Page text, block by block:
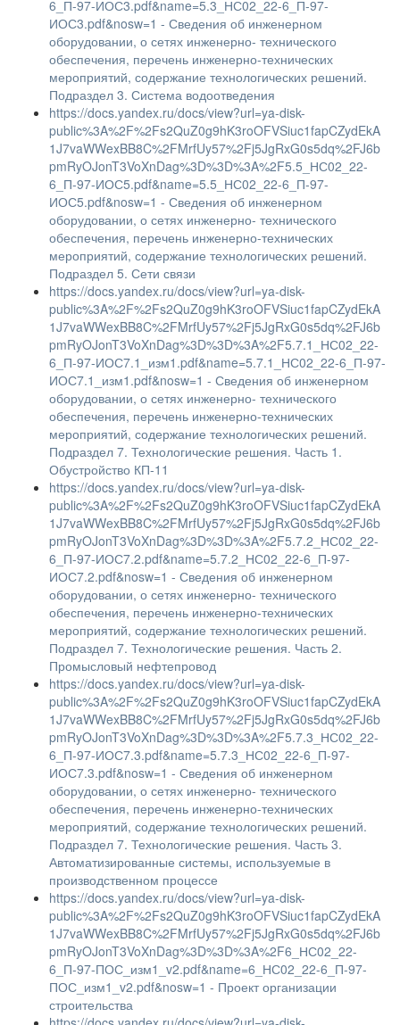
6_П-97-ИОС3.pdf&name=5.3_НС02_22-6_П-97-
ИОС3.pdf&nosw=1 - Сведения об инженерном
оборудовании, о сетях инженерно- технического
обеспечения, перечень инженерно-технических
мероприятий, содержание технологических решений.
Подраздел 3. Система водоотведения
https://docs.yandex.ru/docs/view?url=ya-disk-
public%3A%2F%2Fs2QuZ0g9hK3roOFVSiuc1fapCZydEkA
1J7vaWWexBB8C%2FMrfUy57%2Fj5JgRxG0s5dq%2FJ6b
pmRyOJonT3VoXnDag%3D%3D%3A%2F5.5_НС02_22-
6_П-97-ИОС5.pdf&name=5.5_НС02_22-6_П-97-
ИОС5.pdf&nosw=1 - Сведения об инженерном
оборудовании, о сетях инженерно- технического
обеспечения, перечень инженерно-технических
мероприятий, содержание технологических решений.
Подраздел 5. Сети связи
https://docs.yandex.ru/docs/view?url=ya-disk-
public%3A%2F%2Fs2QuZ0g9hK3roOFVSiuc1fapCZydEkA
1J7vaWWexBB8C%2FMrfUy57%2Fj5JgRxG0s5dq%2FJ6b
pmRyOJonT3VoXnDag%3D%3D%3A%2F5.7.1_НС02_22-
6_П-97-ИОС7.1_изм1.pdf&name=5.7.1_НС02_22-6_П-97-
ИОС7.1_изм1.pdf&nosw=1 - Сведения об инженерном
оборудовании, о сетях инженерно- технического
обеспечения, перечень инженерно-технических
мероприятий, содержание технологических решений.
Подраздел 7. Технологические решения. Часть 1.
Обустройство КП-11
https://docs.yandex.ru/docs/view?url=ya-disk-
public%3A%2F%2Fs2QuZ0g9hK3roOFVSiuc1fapCZydEkA
1J7vaWWexBB8C%2FMrfUy57%2Fj5JgRxG0s5dq%2FJ6b
pmRyOJonT3VoXnDag%3D%3D%3A%2F5.7.2_НС02_22-
6_П-97-ИОС7.2.pdf&name=5.7.2_НС02_22-6_П-97-
ИОС7.2.pdf&nosw=1 - Сведения об инженерном
оборудовании, о сетях инженерно- технического
обеспечения, перечень инженерно-технических
мероприятий, содержание технологических решений.
Подраздел 7. Технологические решения. Часть 2.
Промысловый нефтепровод
https://docs.yandex.ru/docs/view?url=ya-disk-
public%3A%2F%2Fs2QuZ0g9hK3roOFVSiuc1fapCZydEkA
1J7vaWWexBB8C%2FMrfUy57%2Fj5JgRxG0s5dq%2FJ6b
pmRyOJonT3VoXnDag%3D%3D%3A%2F5.7.3_НС02_22-
6_П-97-ИОС7.3.pdf&name=5.7.3_НС02_22-6_П-97-
ИОС7.3.pdf&nosw=1 - Сведения об инженерном
оборудовании, о сетях инженерно- технического
обеспечения, перечень инженерно-технических
мероприятий, содержание технологических решений.
Подраздел 7. Технологические решения. Часть 3.
Автоматизированные системы, используемые в
производственном процессе
https://docs.yandex.ru/docs/view?url=ya-disk-
public%3A%2F%2Fs2QuZ0g9hK3roOFVSiuc1fapCZydEkA
1J7vaWWexBB8C%2FMrfUy57%2Fj5JgRxG0s5dq%2FJ6b
pmRyOJonT3VoXnDag%3D%3D%3A%2F6_НС02_22-
6_П-97-ПОС_изм1_v2.pdf&name=6_НС02_22-6_П-97-
ПОС_изм1_v2.pdf&nosw=1 - Проект организации
строительства